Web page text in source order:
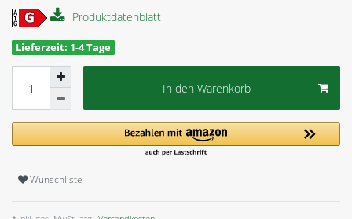
Produktdatenblatt
Lieferzeit: 1-4 Tage
In den Warenkorb
Wunschliste